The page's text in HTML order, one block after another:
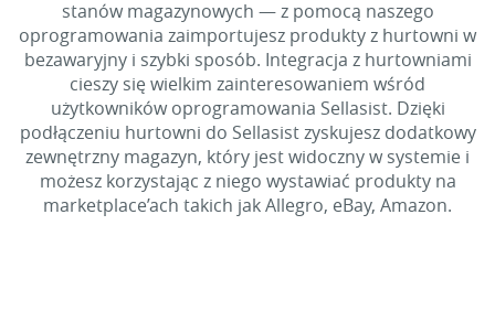
stanów magazynowych — z pomocą naszego
oprogramowania zaimportujesz produkty z hurtowni w
bezawaryjny i szybki sposób. Integracja z hurtowniami
cieszy się wielkim zainteresowaniem wśród
użytkowników oprogramowania Sellasist. Dzięki
podłączeniu hurtowni do Sellasist zyskujesz dodatkowy
zewnętrzny magazyn, który jest widoczny w systemie i
możesz korzystając z niego wystawiać produkty na
marketplace’ach takich jak Allegro, eBay, Amazon.